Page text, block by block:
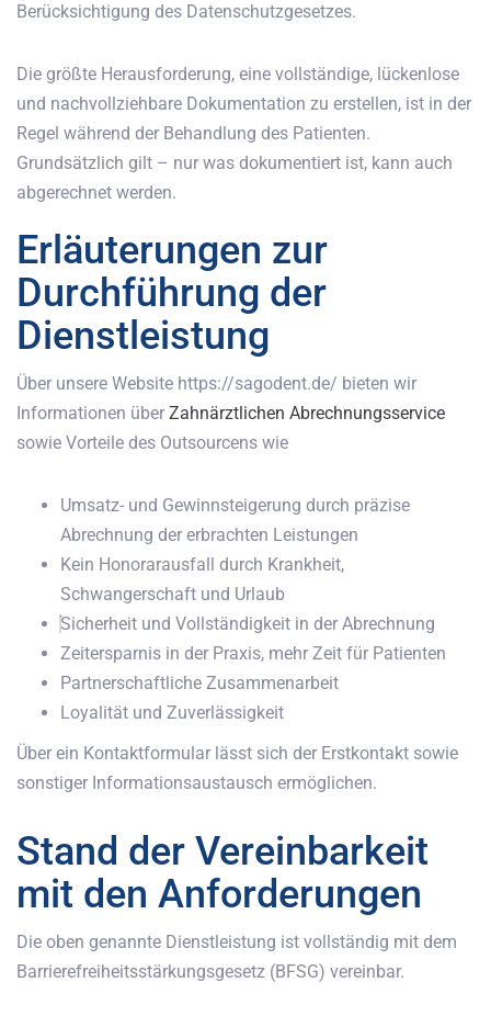
Berücksichtigung des Datenschutzgesetzes.
Die größte Herausforderung, eine vollständige, lückenlose
und nachvollziehbare Dokumentation zu erstellen, ist in der
Regel während der Behandlung des Patienten.
Grundsätzlich gilt – nur was dokumentiert ist, kann auch
abgerechnet werden.
Erläuterungen zur
Durchführung der
Dienstleistung
Über unsere Website https://sagodent.de/ bieten wir
Informationen über Zahnärztlichen Abrechnungsservice
sowie Vorteile des Outsourcens wie
Umsatz- und Gewinnsteigerung durch präzise
Abrechnung der erbrachten Leistungen
Kein Honorarausfall durch Krankheit,
Schwangerschaft und Urlaub
Sicherheit und Vollständigkeit in der Abrechnung
Zeitersparnis in der Praxis, mehr Zeit für Patienten
Partnerschaftliche Zusammenarbeit
Loyalität und Zuverlässigkeit
Über ein Kontaktformular lässt sich der Erstkontakt sowie
sonstiger Informationsaustausch ermöglichen.
Stand der Vereinbarkeit
mit den Anforderungen
Die oben genannte Dienstleistung ist vollständig mit dem
Barrierefreiheitsstärkungsgesetz (BFSG) vereinbar.